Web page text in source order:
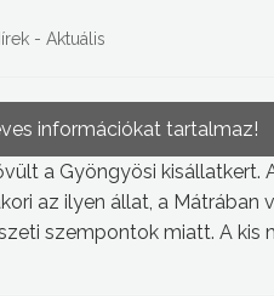
- Aktuális
információkat tartalmaz!
a Gyöngyösi kisállatkert.
az ilyen állat, a
szempontok miatt. A kis